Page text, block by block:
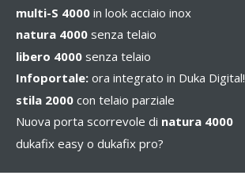
multi-S 4000 in look acciaio inox
natura 4000 senza telaio
libero 4000 senza telaio
Infoportale: ora integrato in Duka Digital!
stila 2000 con telaio parziale
Nuova porta scorrevole di natura 4000
dukafix easy o dukafix pro?